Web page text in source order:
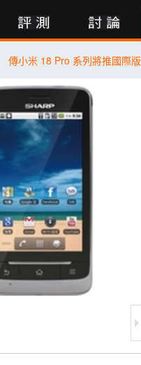
登入 行動版
傳小米 18 Pro 系列將推國際版